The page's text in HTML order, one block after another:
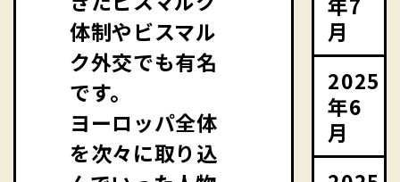
体制やビスマル
ク外交でも有名
です。
ヨーロッパ全体
を次々に取り込
月
2025
年6
月